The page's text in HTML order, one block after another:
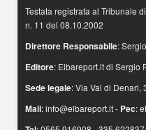
Testata registrata al Tribunale
n. 11 del 08.10.2002
Direttore Responsabile:
Editore: Elbareport.it di Sergio
Sede legale: Via Val di Denari,
Mail:info@elbareport.it- Pec: